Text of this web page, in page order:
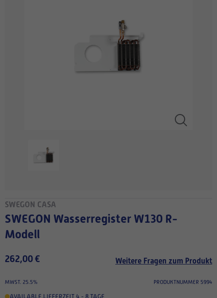
SWEGON CASA
SWEGON Wasserregister W130 R-
Modell
262,00 € Weitere Fragen zum Produkt
MWST. 25.5% PRODUKTNUMMER 5994
AVAILABLE,LIEFERZEIT 4 - 8 TAGE